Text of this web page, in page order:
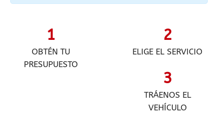
1
OBTÉN TU
PRESUPUESTO
2
ELIGE EL SERVICIO
3
TRÁENOS EL
VEHÍCULO